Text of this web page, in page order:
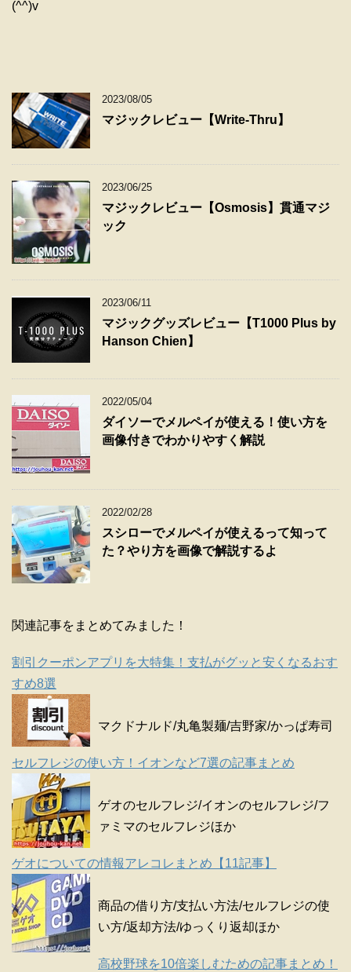
(^^)v
2023/08/05
マジックレビュー【Write-Thru】
2023/06/25
マジックレビュー【Osmosis】貫通マジ
ック
2023/06/11
マジックグッズレビュー【T1000 Plus by
Hanson Chien】
2022/05/04
ダイソーでメルペイが使える！使い方を
画像付きでわかりやすく解説
2022/02/28
スシローでメルペイが使えるって知って
た？やり方を画像で解説するよ
関連記事をまとめてみました！
割引クーポンアプリを大特集！支払がグッと安くなるおす
すめ8選
マクドナルド/丸亀製麺/吉野家/かっぱ寿司
セルフレジの使い方！イオンなど7選の記事まとめ
ゲオのセルフレジ/イオンのセルフレジ/フ
ァミマのセルフレジほか
ゲオについての情報アレコレまとめ【11記事】
商品の借り方/支払い方法/セルフレジの使
い方/返却方法/ゆっくり返却ほか
高校野球を10倍楽しむための記事まとめ！